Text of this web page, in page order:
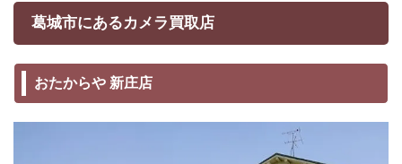
葛城市にあるカメラ買取店
おたからや 新庄店